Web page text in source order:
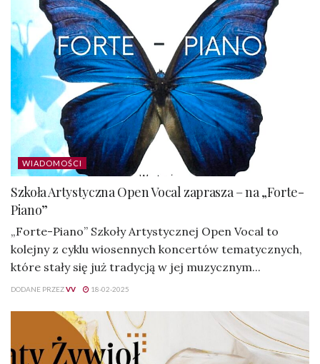
WIADOMOŚCI
Szkoła Artystyczna Open Vocal zaprasza – na „Forte-
Piano”
„Forte-Piano” Szkoły Artystycznej Open Vocal to
kolejny z cyklu wiosennych koncertów tematycznych,
które stały się już tradycją w jej muzycznym...
DODANE PRZEZVV 18-02-2025